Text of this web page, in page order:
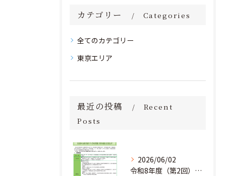
カテゴリー Categories
全てのカテゴリー
東京エリア
最近の投稿
Recent
Posts
2026/06/02
令和8年度（第2回）明日にチャレンジ中小企業基盤強化事業助成金のお知らせ